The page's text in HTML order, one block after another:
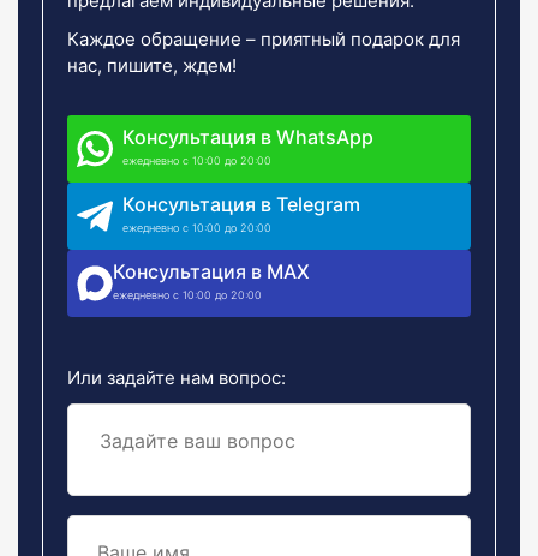
Каждое обращение – приятный подарок для
нас, пишите, ждем!
Консультация в WhatsApp
ежедневно с 10:00 до 20:00
Консультация в Telegram
ежедневно с 10:00 до 20:00
Консультация в MAX
ежедневно с 10:00 до 20:00
Или задайте нам вопрос: